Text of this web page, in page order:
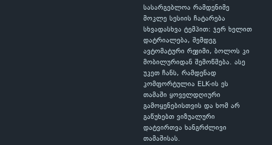
სასარგებლოა რამდენიმე
მოკლე სესიის ჩატარება
სხვადასხვა ტემპით: ჯერ ხელით
დატრიალება, შემდეგ
ავტომატური რეჟიმი, ბოლოს კი
მობილურიდან შემოწმება. ასე
უკეთ ჩანს, რამდენად
კომფორტულია ELK-ის ეს
თამაში ყოველდღიური
გამოყენებისთვის და ხომ არ
გაწუხებთ ვიზუალური
დატვირთვა ხანგრძლივი
თამაშისას.